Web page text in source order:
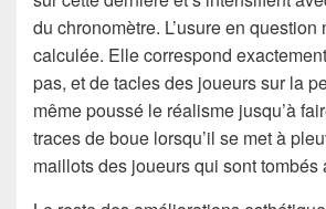
du chronomètre. L’usure en question
calculée. Elle correspond
pas, et de tacles des joueurs sur la
même poussé le réalisme jusqu’à
traces de boue lorsqu’il se met à
maillots des joueurs qui sont tombés